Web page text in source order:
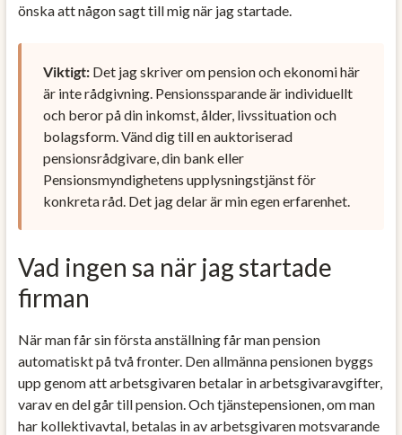
önska att någon sagt till mig när jag startade.
Viktigt:Det jag skriver om pension och ekonomi här
är inte rådgivning. Pensionssparande är individuellt
och beror på din inkomst, ålder, livssituation och
bolagsform. Vänd dig till en auktoriserad
pensionsrådgivare, din bank eller
Pensionsmyndighetens upplysningstjänst för
konkreta råd. Det jag delar är min egen erfarenhet.
Vad ingen sa när jag startade
firman
När man får sin första anställning får man pension
automatiskt på två fronter. Den allmänna pensionen byggs
upp genom att arbetsgivaren betalar in arbetsgivaravgifter,
varav en del går till pension. Och tjänstepensionen, om man
har kollektivavtal, betalas in av arbetsgivaren motsvarande